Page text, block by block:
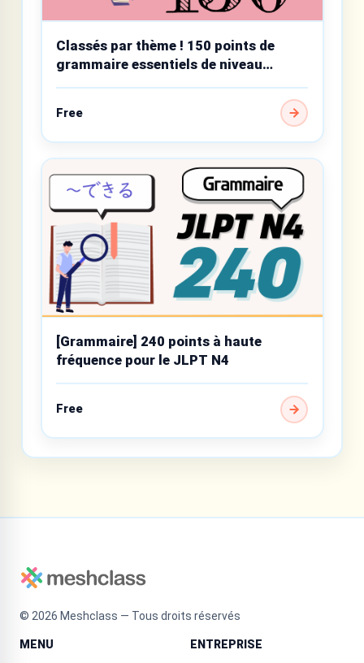
Classés par thème ! 150 points de
grammaire essentiels de niveau
Free
[Grammaire] 240 points à haute
fréquence pour le JLPT N4
Free
© 2026 Meshclass — Tous droits réservés
MENU ENTREPRISE